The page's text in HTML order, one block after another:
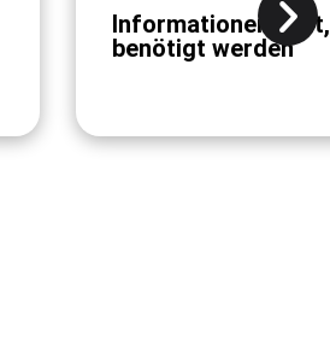
Informationen
benötigt werden